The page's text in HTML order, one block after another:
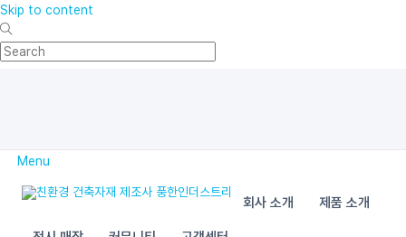
Skip to content
Menu
회사 소개 제품 소개